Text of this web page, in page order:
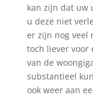
kan zijn dat uw
u deze niet
er zijn nog veel
toch liever voor
van de
substantieel
ook weer aan